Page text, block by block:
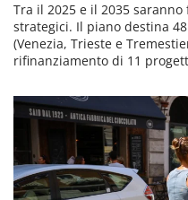
Tra il 2025 e il 2035
strategici. Il piano destina
(Venezia, Trieste e
rifinanziamento di 11